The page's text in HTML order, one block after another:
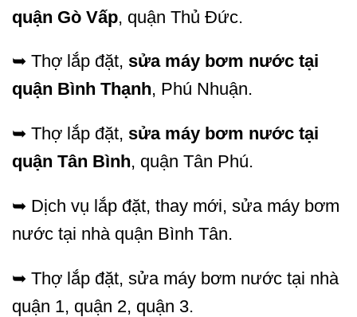
quận Gò Vấp, quận Thủ Đức.
➥ Thợ lắp đặt, sửa máy bơm nước tại
quận Bình Thạnh, Phú Nhuận.
➥ Thợ lắp đặt, sửa máy bơm nước tại
quận Tân Bình, quận Tân Phú.
➥ Dịch vụ lắp đặt, thay mới, sửa máy bơm
nước tại nhà quận Bình Tân.
➥ Thợ lắp đặt, sửa máy bơm nước tại nhà
quận 1, quận 2, quận 3.